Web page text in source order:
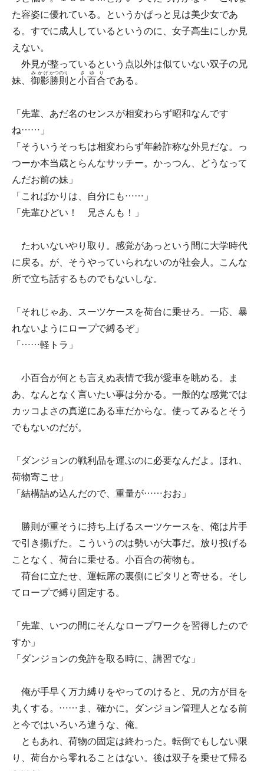
た容姿に優れている。というかぱっと見は美少女であ
る。すでに成人しているというのに、女子高生にしか見
えない。
外見が整っているという点以外は似ていない双子の兄
妹、 御影
みかげ
勝則
かつのり
と小百合
さゆり
である。
「先輩、あだ名のセンスが相変わらず昭和なんです
ね……」
「そういうそっちは相変わらず年齢詐称な外見だな。っ
つーか本当歳とらんなサッチー。かっつん、どうなって
んだお前の妹」
「こればかりは、自分にも……」
「先輩ひどい！ 兄さんも！」
たわいないやり取り。感覚があっという間に大学時代
に戻る。が、そうやっていられないのが社会人。こんな
所で立ち話するものでもないしな。
「それじゃあ、スーツケースを荷台に乗せろ。一応、暴
れないようにロープで縛るぞ」
「……軽トラ」
小百合が何とも言えぬ表情で我が愛車を眺める。ま
あ、なんとなく言いたい事は分かる。一般的な感覚では
カッコよさの真逆にある車だからな。使ってみるとそう
でもないのだが。
「ダンジョンの戦利品を運ぶのに必要なんだよ。ほれ、
荷物寄こせ」
「結構詰め込んだので、重量が……おお」
勝則が重そうに持ち上げるスーツケースを、俺は片手
で引き揚げた。こういうのは勢いが大事だ。放り投げる
ことなく、荷台に乗せる。小百合の荷物も。
荷台に立たせ、運転席の裏側にピタリと寄せる。そし
てロープで縛り固定する。
「先輩、いつの間にそんなロープワークを習得したので
すか」
「ダンジョンの免許を取る時に、講習でな」
俺が手早く万力縛りをやってのけると、兄の方が目を
丸くする。……ま、確かに。ダンジョン管理人となる前
と今ではいろいろ違うな、俺。
ともあれ、荷物の固定は終わった。転倒でもしない限
り、荷台から零れることはない。後は双子を乗せて帰る